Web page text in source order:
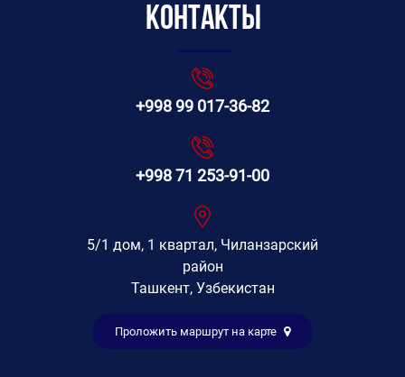
Контакты
+998 99 017-36-82
+998 71 253-91-00
5/1 дом, 1 квартал, Чиланзарский
район
Ташкент, Узбекистан
Проложить маршрут на карте